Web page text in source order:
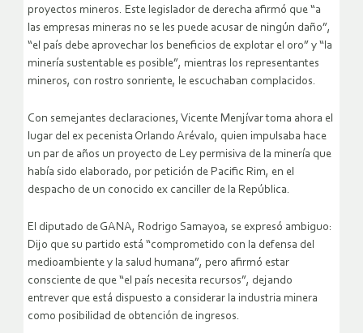
proyectos mineros. Este legislador de derecha afirmó que “a
las empresas mineras no se les puede acusar de ningún daño”,
“el país debe aprovechar los beneficios de explotar el oro” y “la
minería sustentable es posible”, mientras los representantes
mineros, con rostro sonriente, le escuchaban complacidos.
Con semejantes declaraciones, Vicente Menjívar toma ahora el
lugar del ex pecenista Orlando Arévalo, quien impulsaba hace
un par de años un proyecto de Ley permisiva de la minería que
había sido elaborado, por petición de Pacific Rim, en el
despacho de un conocido ex canciller de la República.
El diputado de GANA, Rodrigo Samayoa, se expresó ambiguo:
Dijo que su partido está “comprometido con la defensa del
medioambiente y la salud humana”, pero afirmó estar
consciente de que “el país necesita recursos”, dejando
entrever que está dispuesto a considerar la industria minera
como posibilidad de obtención de ingresos.